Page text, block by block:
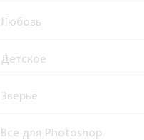
Любовь
Детское
Зверьё
Все для Photoshop